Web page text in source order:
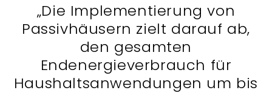
„Die Implementierung von
Passivhäusern zielt darauf ab,
den gesamten
Endenergieverbrauch für
Haushaltsanwendungen um bis